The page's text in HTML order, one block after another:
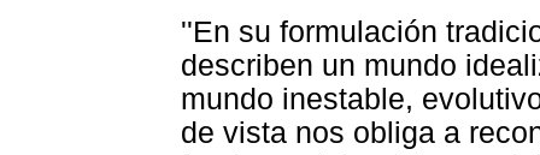
''En su formulación
describen un mundo
mundo inestable,
de vista nos obliga a